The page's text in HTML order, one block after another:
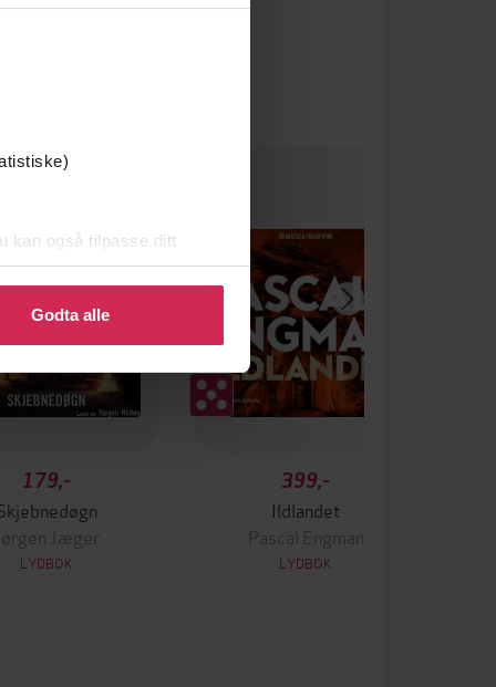
kan også tilpasse ditt
eller endre ditt samtykke.
Godta alle
179,-
Jørgen Jæger
LYDBOK
399,-
Ildlandet
Pascal Engman
LYDBOK